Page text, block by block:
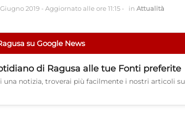
2019 - Aggiornato alle ore 11:15 - in Attualità
su Google News
di Ragusa alle tue Fonti preferite
una notizia, troverai più facilmente i nostri articoli su